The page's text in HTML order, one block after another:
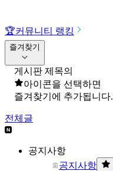
🏆커뮤니티 랭킹
즐겨찾기
게시판 제목의
아이콘을 선택하면
즐겨찾기에 추가됩니다.
전체글
공지사항
공지사항